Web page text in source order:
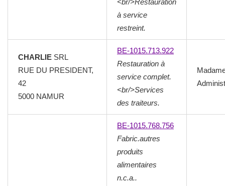
<br/>Restauration
à service
restreint.
CHARLIE SRL
RUE DU PRESIDENT,
42
5000 NAMUR
BE-1015.713.922
Restauration à
service complet.
<br/>Services
des traiteurs.
BE-1015.768.756
Fabric.autres
produits
alimentaires
n.c.a..